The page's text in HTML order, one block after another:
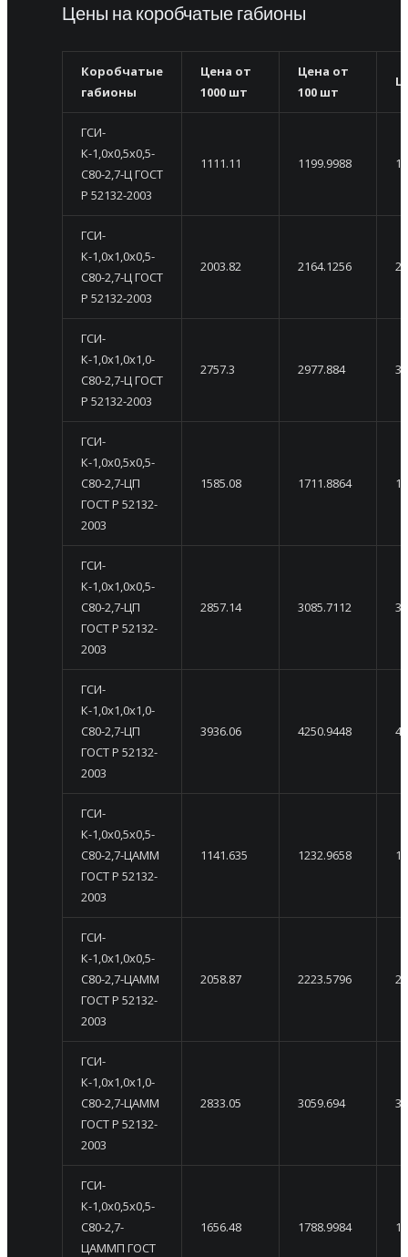
Цены на коробчатые габионы
Коробчатые
габионы
Цена от
1000 шт
Цена от
100 шт
ГСИ-
К-1,0х0,5х0,5-
С80-2,7-Ц ГОСТ
Р 52132-2003
1111.11 1199.9988
ГСИ-
К-1,0х1,0х0,5-
С80-2,7-Ц ГОСТ
Р 52132-2003
2003.82 2164.1256
ГСИ-
К-1,0х1,0х1,0-
С80-2,7-Ц ГОСТ
Р 52132-2003
2757.3 2977.884
ГСИ-
К-1,0х0,5х0,5-
С80-2,7-ЦП
ГОСТ Р 52132-
2003
1585.08 1711.8864
ГСИ-
К-1,0х1,0х0,5-
С80-2,7-ЦП
ГОСТ Р 52132-
2003
2857.14 3085.7112
ГСИ-
К-1,0х1,0х1,0-
С80-2,7-ЦП
ГОСТ Р 52132-
2003
3936.06 4250.9448
ГСИ-
К-1,0х0,5х0,5-
С80-2,7-ЦАММ
ГОСТ Р 52132-
2003
1141.635 1232.9658
ГСИ-
К-1,0х1,0х0,5-
С80-2,7-ЦАММ
ГОСТ Р 52132-
2003
2058.87 2223.5796
ГСИ-
К-1,0х1,0х1,0-
С80-2,7-ЦАММ
ГОСТ Р 52132-
2003
2833.05 3059.694
ГСИ-
К-1,0х0,5х0,5-
С80-2,7-
ЦАММП ГОСТ
1656.48 1788.9984